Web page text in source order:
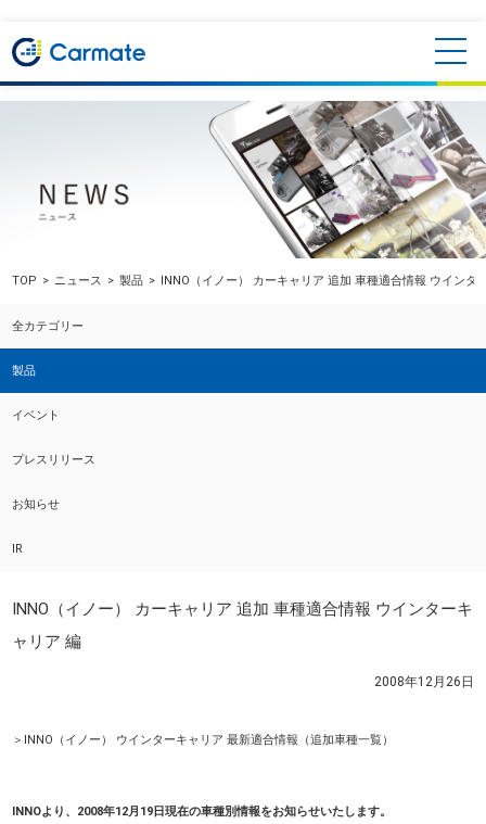
TOP ニュース 製品 INNO（イノー） カーキャリア 追加 車種適合情報 ウインタ
全カテゴリー
製品
イベント
プレスリリース
お知らせ
IR
INNO（イノー） カーキャリア 追加 車種適合情報 ウインターキ
ャリア 編
2008年12月26日
＞INNO（イノー） ウインターキャリア 最新適合情報（追加車種一覧）
INNOより、2008年12月19日現在の車種別情報をお知らせいたします。